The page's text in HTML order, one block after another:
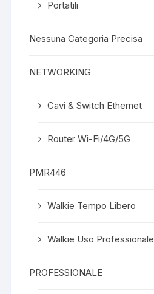
Portatili
Nessuna Categoria Precisa
NETWORKING
Cavi & Switch Ethernet
Router Wi-Fi/4G/5G
PMR446
Walkie Tempo Libero
Walkie Uso Professionale
PROFESSIONALE